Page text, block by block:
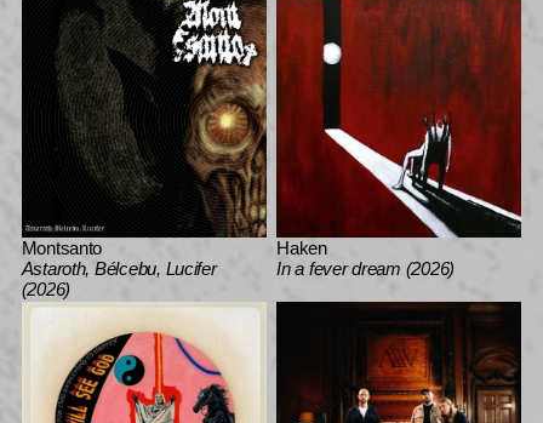
Montsanto
Astaroth, Bélcebu, Lucifer
(2026)
Haken
In a fever dream (2026)